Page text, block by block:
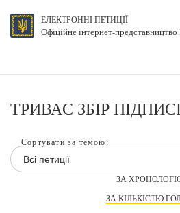
ЕЛЕКТРОННІ ПЕТИЦІЇ
Офіційне інтернет-
ТРИВАЄ ЗБІР
Сортувати за темою:
Всі петиції
ЗА
ЗА КІЛЬКІСТЮ